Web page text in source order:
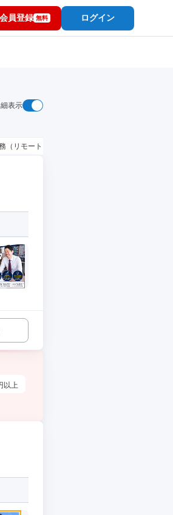
会員登録 無料 ログイン
表示
（リモートワーク）OK
以上